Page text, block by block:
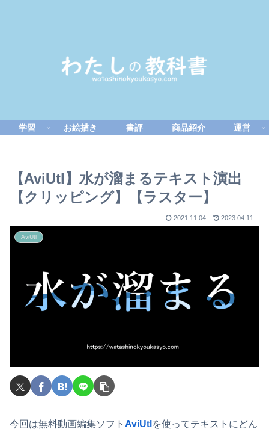
学習 お絵描き 書評 商品紹介 運営
【AviUtl】水が溜まるテキスト演出
【クリッピング】【ラスター】
2021.11.04 2023.04.11
AviUtl
今回は無料動画編集ソフト AviUtl を使ってテキストにどん